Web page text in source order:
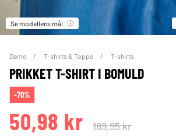
Se modellens mål
Dame T-shirts & Toppe T-shirts
PRIKKET T-SHIRT I BOMULD
-70%
50,98 kr 169,95 kr